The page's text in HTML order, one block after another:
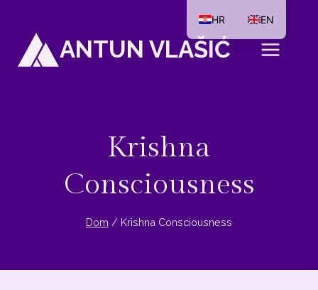
sadržaj
ANTUN VLAŠIĆ
Krishna
Consciousness
Dom / Krishna Consciousness
HR EN